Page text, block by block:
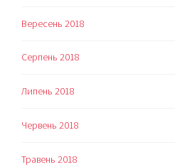
Вересень 2018
Серпень 2018
Липень 2018
Червень 2018
Травень 2018